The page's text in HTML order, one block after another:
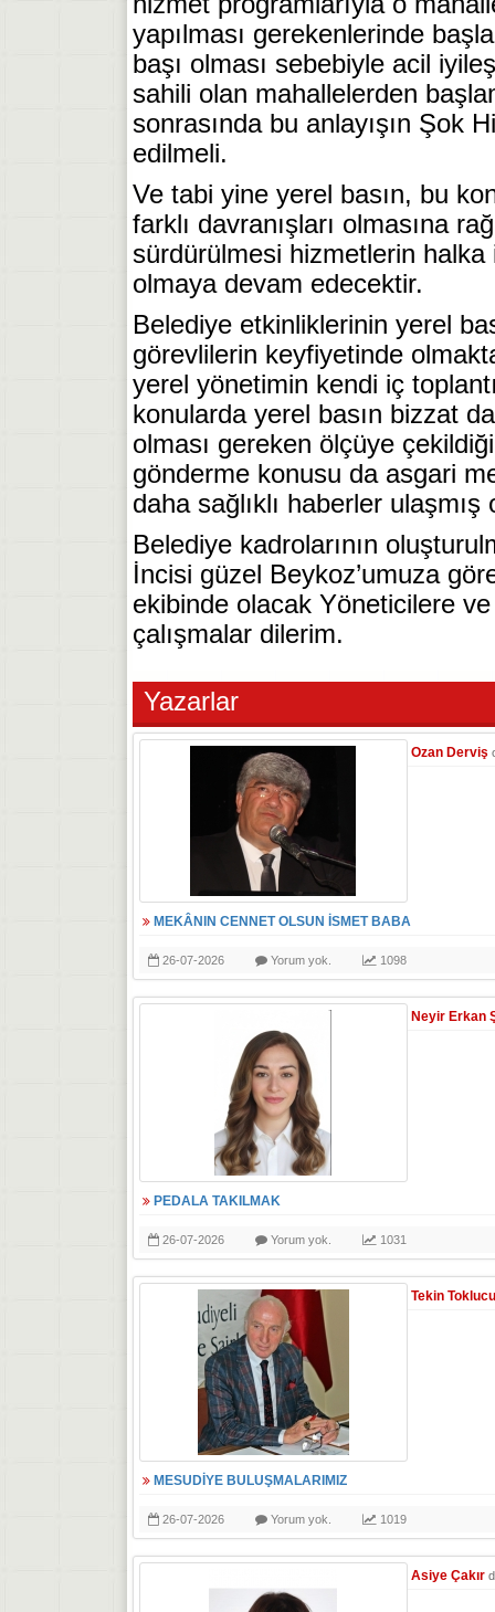
yapılması gerekenlerinde
başı olması sebebiyle acil
sahili olan mahallelerden
sonrasında bu anlayışın Şok
edilmeli.
Ve tabi yine yerel basın, bu
farklı davranışları olmasına
sürdürülmesi hizmetlerin
olmaya devam edecektir.
Belediye etkinliklerinin yerel
görevlilerin keyfiyetinde
yerel yönetimin kendi iç
konularda yerel basın bizzat
olması gereken ölçüye
gönderme konusu da asgari
daha sağlıklı haberler ulaşmış
Belediye kadrolarının
İncisi güzel Beykoz’umuza
ekibinde olacak Yöneticilere
çalışmalar dilerim.
Yazarlar
Ozan Derviş
MEKÂNIN CENNET OLSUN İSMET BABA
26-07-2026 Yorum yok. 1098
Neyir Erkan
PEDALA TAKILMAK
26-07-2026 Yorum yok. 1031
Tekin
MESUDİYE BULUŞMALARIMIZ
26-07-2026 Yorum yok. 1019
Asiye Çakır